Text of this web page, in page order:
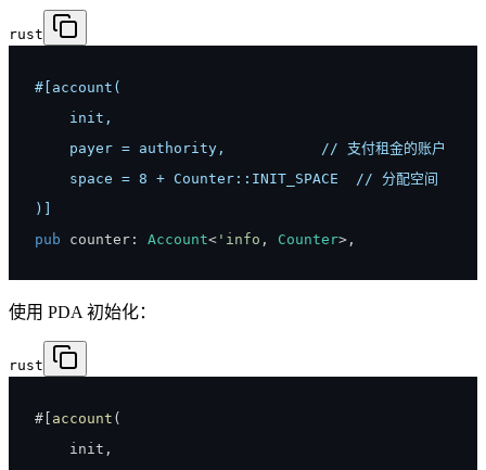
rust
)]
pub counter : Account< 'info , Counter> ,
使用 PDA 初始化：
rust
# account (
    init
,